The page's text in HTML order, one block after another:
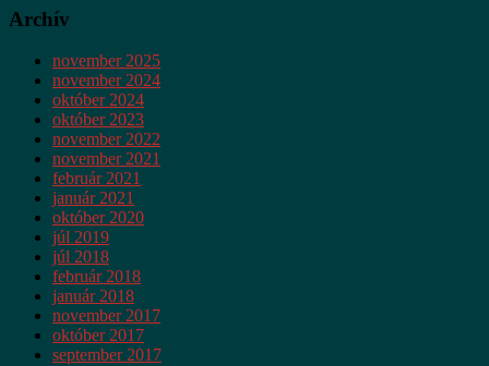
Archív
november 2025
november 2024
október 2024
október 2023
november 2022
november 2021
február 2021
január 2021
október 2020
júl 2019
júl 2018
február 2018
január 2018
november 2017
október 2017
september 2017